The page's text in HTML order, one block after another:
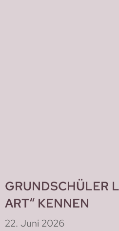
GRUNDSCHÜLER
ART“ KENNEN
22. Juni 2026